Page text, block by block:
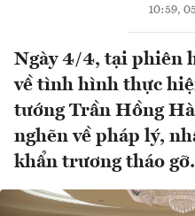
10:59,
Ngày 4/4, tại phiên
về tình hình thực
tướng Trần Hồng
nghẽn về pháp lý,
khẩn trương tháo